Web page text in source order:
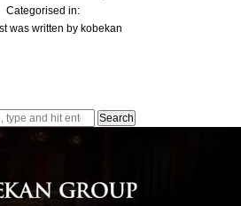
Categorised in:
was written by kobekan
Search